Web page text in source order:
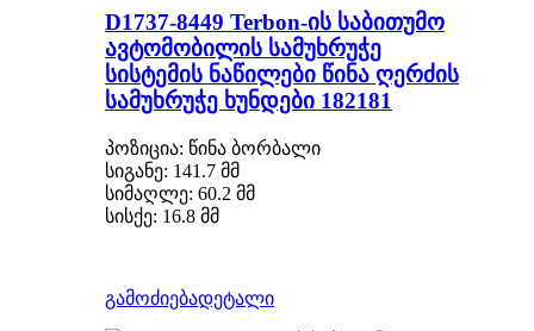
D1737-8449 Terbon-ის საბითუმო
ავტომობილის სამუხრუჭე
სისტემის ნაწილები წინა ღერძის
სამუხრუჭე ხუნდები 182181
პოზიცია: წინა ბორბალი
სიგანე: 141.7 მმ
სიმაღლე: 60.2 მმ
სისქე: 16.8 მმ
გამოძიებადეტალი